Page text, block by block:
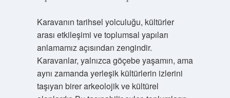
Karavanın tarihsel yolculuğu, kültürler
arası etkileşimi ve toplumsal yapıları
anlamamız açısından zengindir.
Karavanlar, yalnızca göçebe yaşamın, ama
aynı zamanda yerleşik kültürlerin izlerini
taşıyan birer arkeolojik ve kültürel